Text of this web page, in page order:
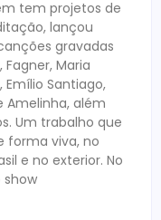
tem projetos de
lançou
gravadas
Maria
Emílio Santiago,
Amelinha, além
Um trabalho que
forma viva, no
e no exterior. No
show